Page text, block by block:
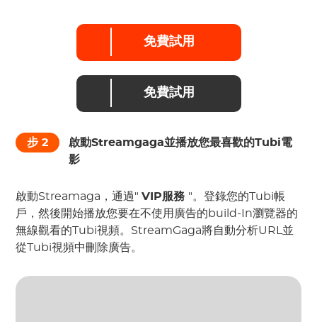
免費試用
免費試用
步2
啟動Streamgaga並播放您最喜歡的Tubi電
影
啟動Streamaga，通過"VIP服務 "。登錄您的Tubi帳
戶，然後開始播放您要在不使用廣告的build-In瀏覽器的
無線觀看的Tubi視頻。StreamGaga將自動分析URL並
從Tubi視頻中刪除廣告。